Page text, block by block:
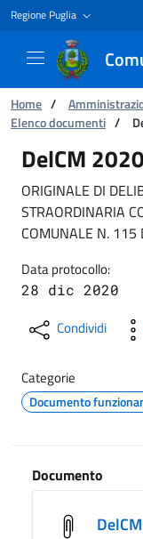
Regione Puglia
Ti trovi in:
Home /
Elenco documenti /
DelCM 2020
DelCM
ORIGINALE DI
STRAORDINARIA
COMUNALE N.
Data protocollo:
28 dic 2020
Condividi
Categorie
Documento
Documento